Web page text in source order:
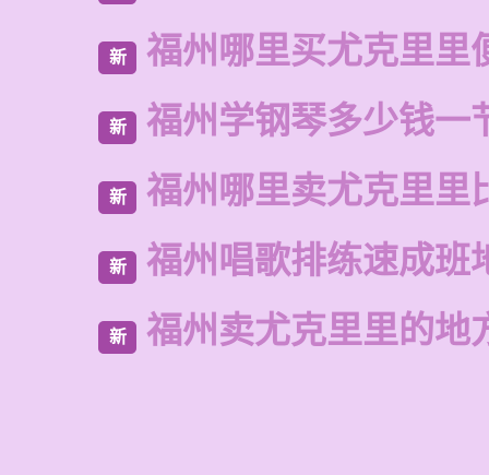
新 福州哪里买尤克里里
新 福州学钢琴多少钱一
新 福州哪里卖尤克里里
新 福州唱歌排练速成班
新 福州卖尤克里里的地